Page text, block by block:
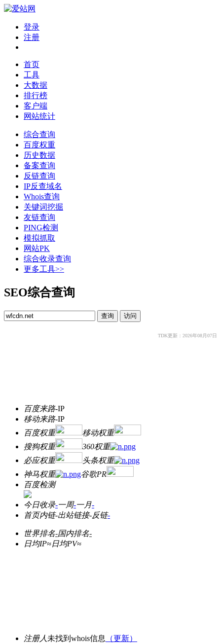
登录
注册
首页
工具
大数据
排行榜
客户端
网站统计
综合查询
百度权重
历史数据
备案查询
反链查询
IP反查域名
Whois查询
关键词挖掘
友链查询
PING检测
模拟抓取
网站PK
综合收录查询
更多工具>>
SEO综合查询
TDK更新：2026年08月07日
百度来路-IP
移动来路-IP
百度权重
移动权重
搜狗权重
360权重
必应权重
头条权重
神马权重
谷歌PR
百度检测
今日收录-一周-一月-
首页内链-出站链接-反链-
世界排名-国内排名-
日均IP≈日均PV≈
注册人 未找到whois信息 （更新）